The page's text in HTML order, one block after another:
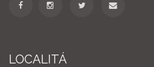
LOCALITÁ